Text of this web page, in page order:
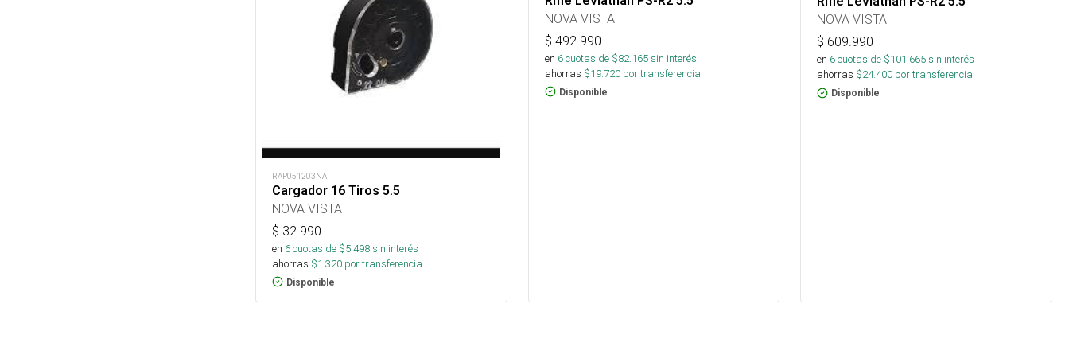
RAP051203NA
Cargador 16 Tiros 5.5
NOVA VISTA
$ 32.990
en 6cuotas de $5.498sin interés
ahorras $1.320 por transferencia.
Disponible
NOVA VISTA
$ 492.990
en 6cuotas de $82.165sin interés
ahorras $19.720por transferencia.
Disponible
NOVA VISTA
$ 609.990
en 6cuotas de $101.665sin interés
ahorras $24.400 por transferencia.
Disponible